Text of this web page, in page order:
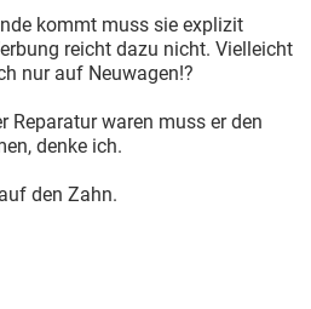
kommt muss sie explizit
reicht dazu nicht. Vielleicht
nur auf Neuwagen!?
Reparatur waren muss er den
denke ich.
den Zahn.